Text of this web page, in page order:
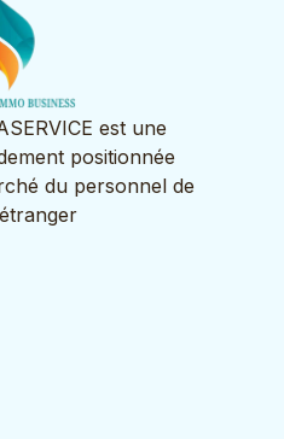
est une
positionnée
du personnel de